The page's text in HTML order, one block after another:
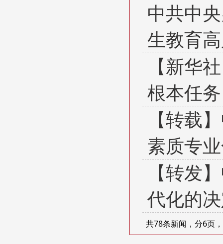
中共中
生教育
【新华
根本任
【转载
素质专
【转发
代化的
共78条新闻，分6页